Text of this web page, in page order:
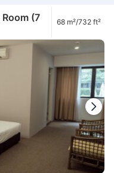
(7
68 m²/732 ft²